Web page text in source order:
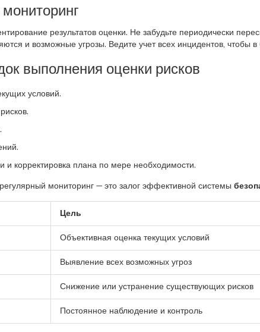
результатов оценки. Не забудьте периодически
и возможные угрозы. Ведите учет всех инцидентов, чтобы
выполнения оценки рисков
условий.
и корректировка плана по мере необходимости.
мониторинг — это залог эффективной системы
Цель
Объективная оценка текущих условий
Выявление всех возможных угроз
Снижение или устранение существующих рисков
Постоянное наблюдение и контроль